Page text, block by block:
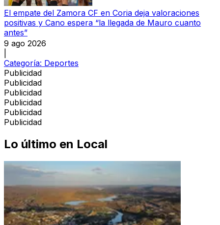
El empate del Zamora CF en Coria deja valoraciones
positivas y Cano espera “la llegada de Mauro cuanto
antes”
9 ago 2026
Categoría: Deportes
Publicidad
Publicidad
Publicidad
Publicidad
Publicidad
Publicidad
Lo último en Local